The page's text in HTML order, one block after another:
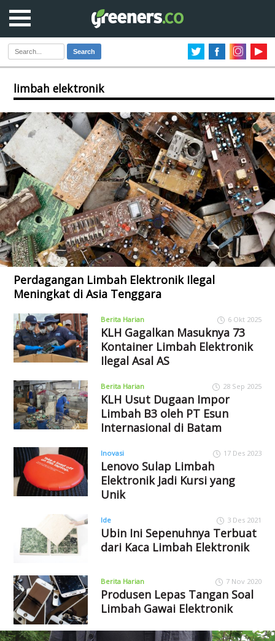
Search
limbah elektronik
Perdagangan Limbah Elektronik Ilegal
Meningkat di Asia Tenggara
Berita Harian 6 Okt 2025
KLH Gagalkan Masuknya 73
Kontainer Limbah Elektronik
Ilegal Asal AS
Berita Harian 28 Sep 2025
KLH Usut Dugaan Impor
Limbah B3 oleh PT Esun
Internasional di Batam
Inovasi 17 Des 2023
Lenovo Sulap Limbah
Elektronik Jadi Kursi yang
Unik
Ide 3 Des 2021
Ubin Ini Sepenuhnya Terbuat
dari Kaca Limbah Elektronik
Berita Harian 7 Nov 2020
Produsen Lepas Tangan Soal
Limbah Gawai Elektronik